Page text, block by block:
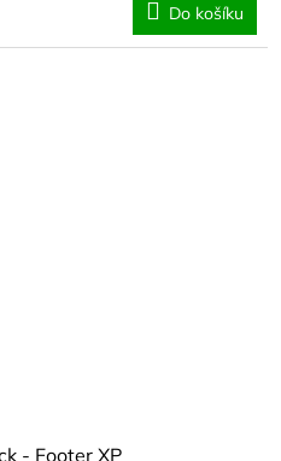
Do košíku
- Footer XP